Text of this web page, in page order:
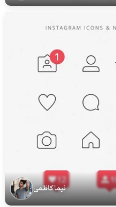
نیما کاظمی